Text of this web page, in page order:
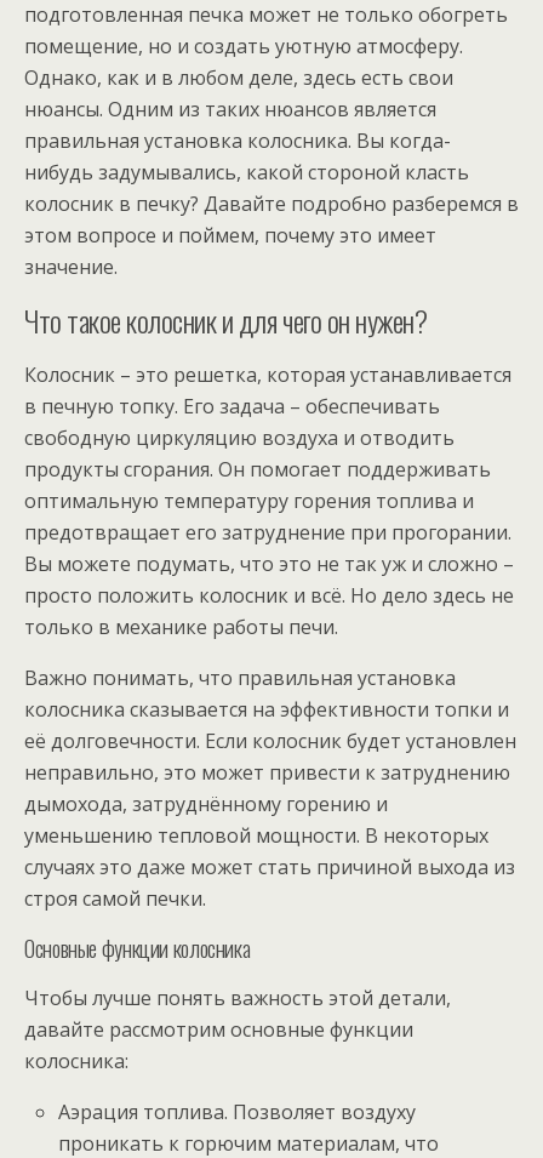
подготовленная печка может не только обогреть
помещение, но и создать уютную атмосферу.
Однако, как и в любом деле, здесь есть свои
нюансы. Одним из таких нюансов является
правильная установка колосника. Вы когда-
нибудь задумывались, какой стороной класть
колосник в печку? Давайте подробно разберемся в
этом вопросе и поймем, почему это имеет
значение.
Что такое колосник и для чего он нужен?
Колосник – это решетка, которая устанавливается
в печную топку. Его задача – обеспечивать
свободную циркуляцию воздуха и отводить
продукты сгорания. Он помогает поддерживать
оптимальную температуру горения топлива и
предотвращает его затруднение при прогорании.
Вы можете подумать, что это не так уж и сложно –
просто положить колосник и всё. Но дело здесь не
только в механике работы печи.
Важно понимать, что правильная установка
колосника сказывается на эффективности топки и
её долговечности. Если колосник будет установлен
неправильно, это может привести к затруднению
дымохода, затруднённому горению и
уменьшению тепловой мощности. В некоторых
случаях это даже может стать причиной выхода из
строя самой печки.
Основные функции колосника
Чтобы лучше понять важность этой детали,
давайте рассмотрим основные функции
колосника:
Аэрация топлива. Позволяет воздуху
проникать к горючим материалам, что